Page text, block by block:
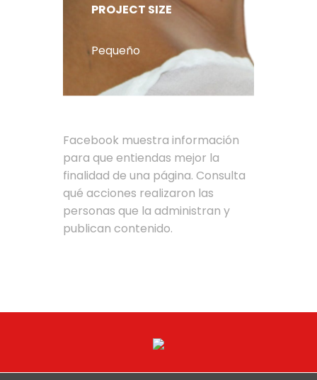
PROJECT SIZE
Pequeño
Facebook muestra información
para que entiendas mejor la
finalidad de una página. Consulta
qué acciones realizaron las
personas que la administran y
publican contenido.